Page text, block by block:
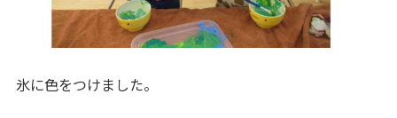
氷に色をつけました。